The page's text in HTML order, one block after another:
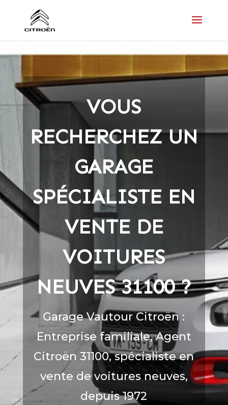
VOUS
RECHERCHEZ UN
GARAGE
SPÉCIALISTE EN
VENTE DE
VOITURES
NEUVES31100?
Garage Vautour Citroën :
Entreprise familiale, Agent
Citroën31100, spécialiste en
vente de voitures neuves,
depuis 1972